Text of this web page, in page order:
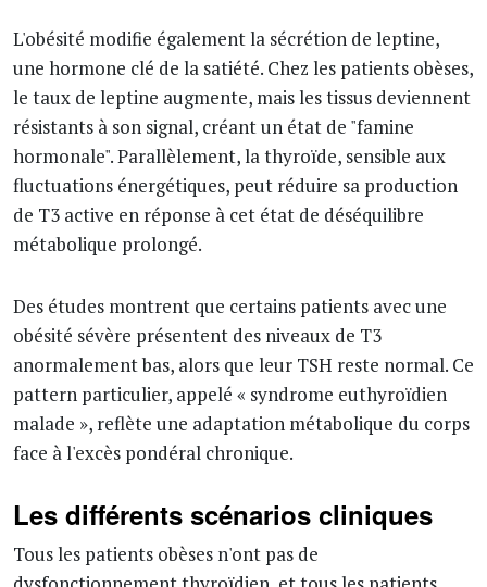
L'obésité modifie également la sécrétion de leptine,
une hormone clé de la satiété. Chez les patients obèses,
le taux de leptine augmente, mais les tissus deviennent
résistants à son signal, créant un état de "famine
hormonale". Parallèlement, la thyroïde, sensible aux
fluctuations énergétiques, peut réduire sa production
de T3 active en réponse à cet état de déséquilibre
métabolique prolongé.
Des études montrent que certains patients avec une
obésité sévère présentent des niveaux de T3
anormalement bas, alors que leur TSH reste normal. Ce
pattern particulier, appelé « syndrome euthyroïdien
malade », reflète une adaptation métabolique du corps
face à l'excès pondéral chronique.
Les différents scénarios cliniques
Tous les patients obèses n'ont pas de